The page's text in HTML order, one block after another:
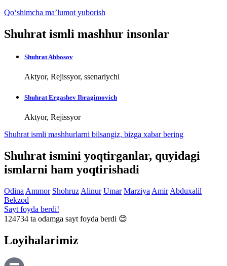
Qo‘shimcha ma’lumot yuborish
Shuhrat ismli mashhur insonlar
Shuhrat Abbosov
Aktyor, Rejissyor, ssenariychi
​Shuhrat Ergashev Ibragimovich
Aktyor, Rejissyor
Shuhrat ismli mashhurlarni bilsangiz, bizga xabar bering
Shuhrat ismini yoqtirganlar, quyidagi
ismlarni ham yoqtirishadi
Odina Ammor Shohruz Alinur Umar Marziya Amir Abduxalil
Bekzod
Sayt foyda berdi!
124734 ta odamga sayt foyda berdi 😊
Loyihalarimiz